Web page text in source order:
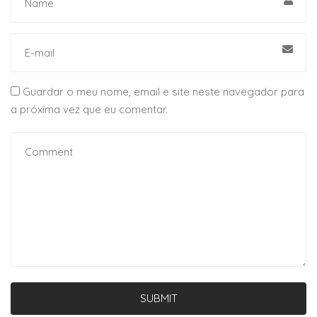
Guardar o meu nome, email e site neste navegador para
a próxima vez que eu comentar.
SUBMIT